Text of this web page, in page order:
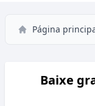
Página
Baixe